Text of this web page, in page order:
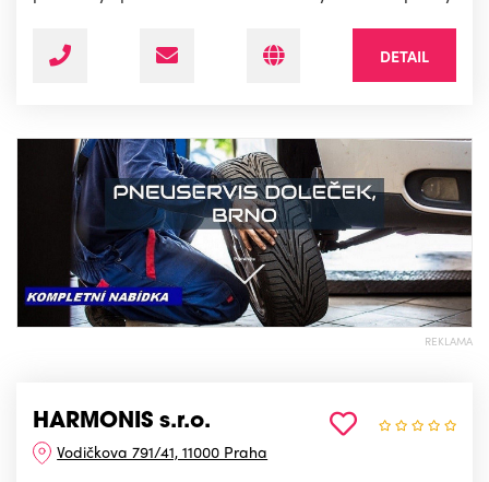
DETAIL
REKLAMA
HARMONIS s.r.o.
Vodičkova 791/41, 11000 Praha